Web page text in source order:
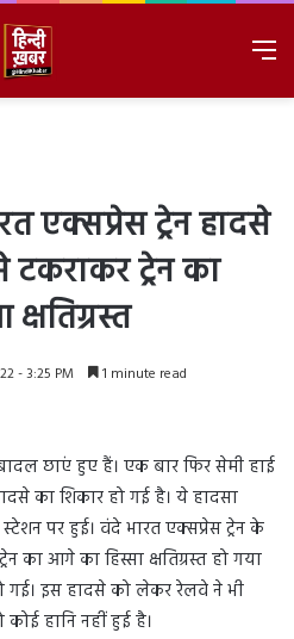
एक्सप्रेस ट्रेन हादसे
ट्रेन का
- 3:25 PM 1 minute read
छाएं हुए हैं। एक बार फिर सेमी हाई
का शिकार हो गई है। ये हादसा
पर हुई। वंदे भारत एक्सप्रेस ट्रेन के
आगे का हिस्सा क्षतिग्रस्त हो गया
गई। इस हादसे को लेकर रेलवे ने भी
हानि नहीं हुई है।